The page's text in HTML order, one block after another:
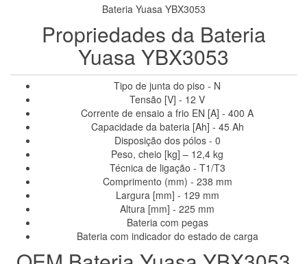
Bateria Yuasa YBX3053
Propriedades da Bateria
Yuasa YBX3053
Tipo de junta do piso - N
Tensão [V] - 12 V
Corrente de ensaio a frio EN [A] - 400 A
Capacidade da bateria [Ah] - 45 Ah
Disposição dos pólos - 0
Peso, cheio [kg] – 12,4 kg
Técnica de ligação - T1/T3
Comprimento (mm) - 238 mm
Largura [mm] - 129 mm
Altura [mm] - 225 mm
Bateria com pegas
Bateria com indicador do estado de carga